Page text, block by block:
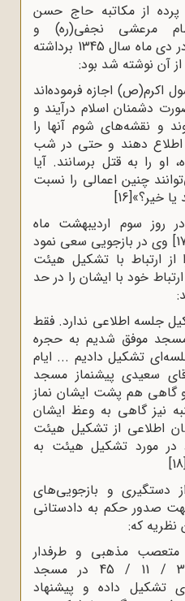
پرده از مکاتبه حاج حسن
مرعشی نجفی(ره) و
سیدمحمدهادی میلانی(ره) در دی ماه سال 1345 برداشته
آن نوشته شد بود:
اکرم(ص) اجازه فرموده‌اند
دشمنان اسلام درآیند و
و نقشه‌های شوم آنها را
اطلاع دهند و حتی در شب
او را به قتل برسانند. آیا
چنین اعمالی را نسبت
یا خیر؟»[16]
روز سوم اردیبهشت ماه
وی در بازجویی سعی نمود
از ارتباط با تشکیل هیئت
خود با ایشان را در حد
جلسه اطلاعی ندارد. فقط
موفق شدیم به حجره
تشکیل دادیم ... ایام
سعیدی پیشنماز مسجد
گاهی هم پشت ایشان نماز
نیز گاهی به وعظ ایشان
اطلاعی از تشکیل هیئت
در مورد تشکیل هیئت به
[18]
20 روز از دستگیری و بازجویی‌های
صدور حکم به دادستانی
نظریه که:
متعصب مذهبی و طرفدار
خمینی، در تاریخ 30 / 11 / 45 در مسجد
تشکیل داده و پیشنهاد